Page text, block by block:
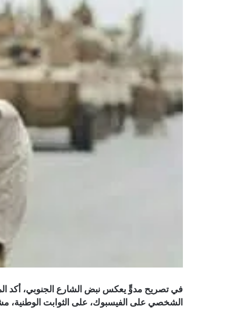
في تصريح مدوٍّ يعكس نبض الشارع الجنوبي، أكد
الشخصي على الفيسبوك، على الثوابت